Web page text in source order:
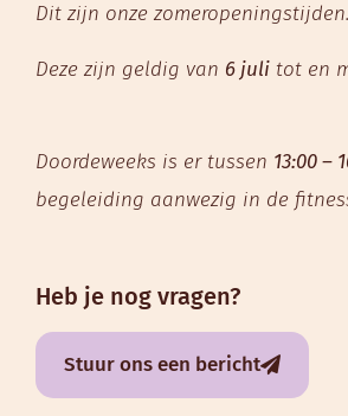
Dit zijn onze zomeropeningstijden.
Deze zijn geldig van 6 juli tot en
Doordeweeks is er tussen 13:00 –
begeleiding aanwezig in de
Heb je nog vragen?
Stuur ons een bericht